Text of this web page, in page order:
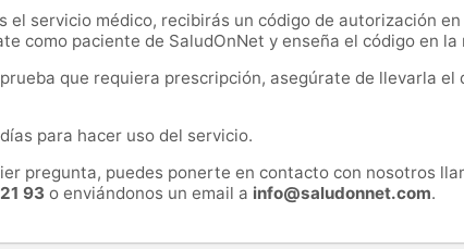
el servicio médico, recibirás un código de autorización
como paciente de SaludOnNet y enseña el código en la
que requiera prescripción, asegúrate de llevarla el
para hacer uso del servicio.
pregunta, puedes ponerte en contacto con nosotros
93 o enviándonos un email a info@saludonnet.com.